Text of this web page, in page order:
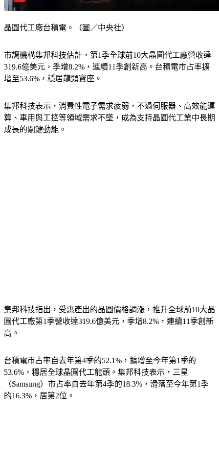
晶圓代工廠台積電。（圖／中央社）
市調機構集邦科技估計，第1季全球前10大晶圓代工廠營收達
319.6億美元，季增8.2%，連續11季創新高。台積電市占率擴
增至53.6%，穩居龍頭寶座。
集邦科技表示，消費性電子需求疲弱，不過伺服器、高效能運
算、車用與工控等領域需求不墜，成為支持晶圓代工業中長期
成長的關鍵動能。
集邦科技指出，受惠產出的晶圓價格調漲，推升全球前10大晶
圓代工廠第1季營收達319.6億美元，季增8.2%，連續11季創新
高。
台積電市占率自去年第4季的52.1%，擴增至今年第1季的
53.6%，穩居全球晶圓代工龍頭。集邦科技表示，三星
（Samsung）市占率自去年第4季的18.3%，滑落至今年第1季
的16.3%，居第2位。